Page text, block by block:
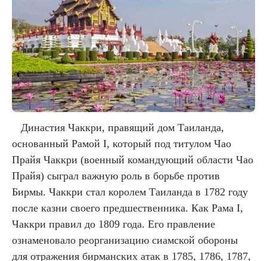
Династия Чаккри, правящий дом Таиланда,
основанный Рамой I, который под титулом Чао
Прайя Чаккри (военный командующий области Чао
Прайя) сыграл важную роль в борьбе против
Бирмы. Чаккри стал королем Таиланда в 1782 году
после казни своего предшественника. Как Рама I,
Чаккри правил до 1809 года. Его правление
ознаменовало реорганизацию сиамской обороны
для отражения бирманских атак в 1785, 1786, 1787,